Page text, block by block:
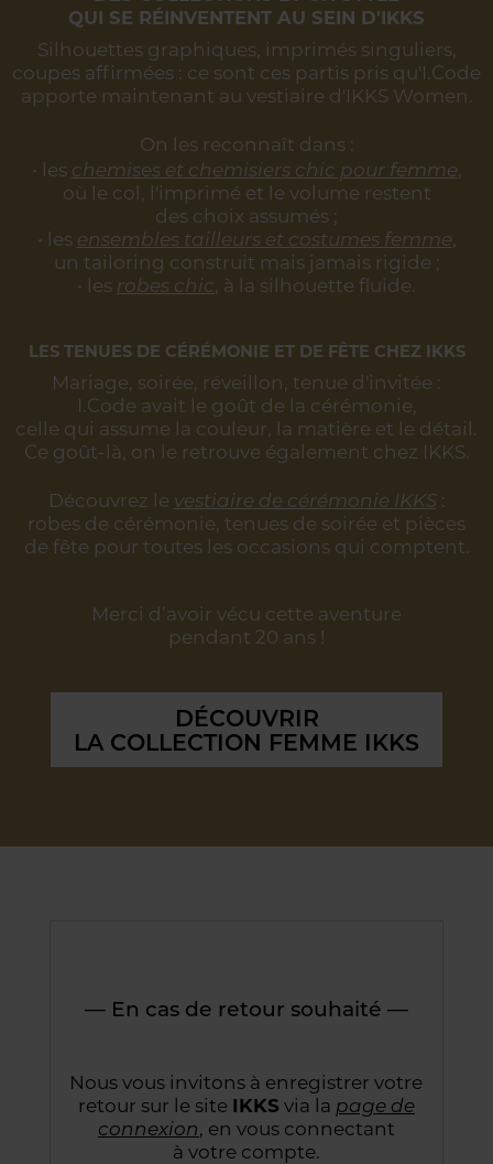
QUI SE RÉINVENTENT AU SEIN D'IKKS
Silhouettes graphiques, imprimés singuliers,
coupes affirmées : ce sont ces partis pris qu'I.Code
apporte maintenant au vestiaire d'IKKS Women.
On les reconnaît dans :
• les chemises et chemisiers chic pour femme,
où le col, l'imprimé et le volume restent
des choix assumés ;
• les ensembles tailleurs et costumes femme,
un tailoring construit mais jamais rigide ;
• les robes chic, à la silhouette fluide.
LES TENUES DE CÉRÉMONIE ET DE FÊTE CHEZ IKKS
Mariage, soirée, réveillon, tenue d'invitée :
I.Code avait le goût de la cérémonie,
celle qui assume la couleur, la matière et le détail.
Ce goût-là, on le retrouve également chez IKKS.
Découvrez le vestiaire de cérémonie IKKS:
robes de cérémonie, tenues de soirée et pièces
de fête pour toutes les occasions qui comptent.
Merci d’avoir vécu cette aventure
pendant 20 ans !
DÉCOUVRIR
LA COLLECTION FEMME IKKS
— En cas de retour souhaité —
Nous vous invitons à enregistrer votre
retour sur le site IKKS via la page de
connexion, en vous connectant
à votre compte.